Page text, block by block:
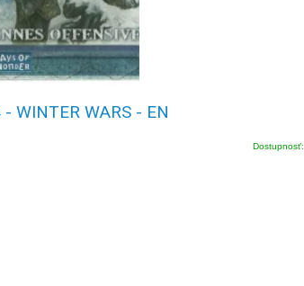
WINTER WARS - EN
Dostupnosť: